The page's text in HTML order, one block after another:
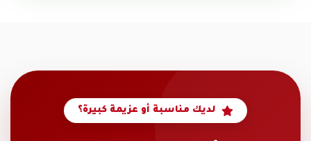
لديك مناسبة أو عزيمة كبيرة؟